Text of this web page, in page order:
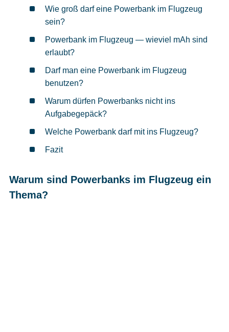
Wie groß darf eine Powerbank im Flugzeug
sein?
Powerbank im Flugzeug — wieviel mAh sind
erlaubt?
Darf man eine Powerbank im Flugzeug
benutzen?
Warum dürfen Powerbanks nicht ins
Aufgabegepäck?
Welche Powerbank darf mit ins Flugzeug?
Fazit
Warum sind Powerbanks im Flugzeug ein
Thema?